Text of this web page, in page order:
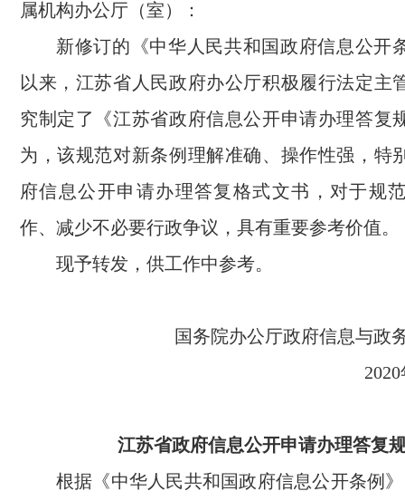
属机构办公厅（室）：
新修订的《中华人民共和国政府信息公开
以来，江苏省人民政府办公厅积极履行法定主
究制定了《江苏省政府信息公开申请办理答复
为，该规范对新条例理解准确、操作性强，特
府信息公开申请办理答复格式文书，对于规
作、减少不必要行政争议，具有重要参考价值。
现予转发，供工作中参考。
国务院办公厅政府信息与
江苏省政府信息公开申请办理答复
根据《中华人民共和国政府信息公开条例